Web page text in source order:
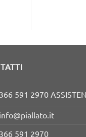
366 591 2970
info@piallato.it
366 591 2970